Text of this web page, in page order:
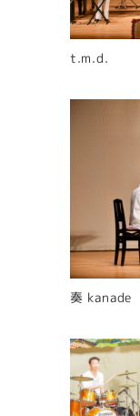
t.m.d.
奏 kanade